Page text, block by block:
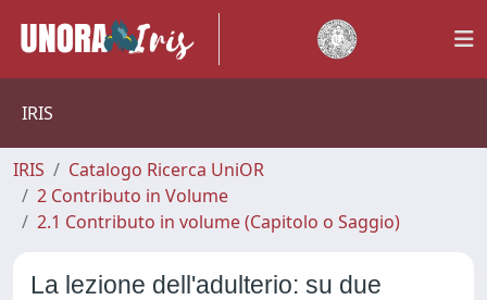
IRIS
IRIS
Catalogo Ricerca UniOR
2 Contributo in Volume
2.1 Contributo in volume (Capitolo o Saggio)
La lezione dell'adulterio: su due